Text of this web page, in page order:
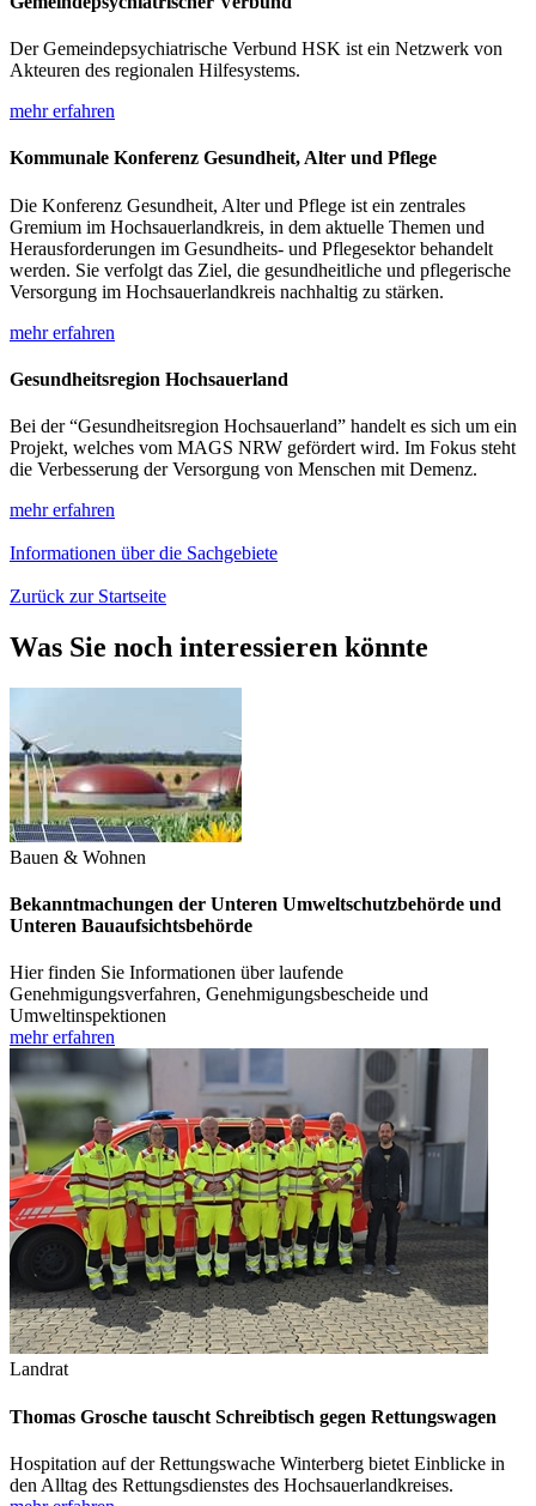
Der Gemeindepsychiatrische Verbund HSK ist ein Netzwerk von
Akteuren des regionalen Hilfesystems.
mehr erfahren
Kommunale Konferenz Gesundheit, Alter und Pflege
Die Konferenz Gesundheit, Alter und Pflege ist ein zentrales
Gremium im Hochsauerlandkreis, in dem aktuelle Themen und
Herausforderungen im Gesundheits- und Pflegesektor behandelt
werden. Sie verfolgt das Ziel, die gesundheitliche und pflegerische
Versorgung im Hochsauerlandkreis nachhaltig zu stärken.
mehr erfahren
Gesundheitsregion Hochsauerland
Bei der “Gesundheitsregion Hochsauerland” handelt es sich um ein
Projekt, welches vom MAGS NRW gefördert wird. Im Fokus steht
die Verbesserung der Versorgung von Menschen mit Demenz.
mehr erfahren
Informationen über die Sachgebiete
Zurück zur Startseite
Was Sie noch interessieren könnte
Bauen & Wohnen
Bekanntmachungen der Unteren Umweltschutzbehörde und
Unteren Bauaufsichtsbehörde
Hier finden Sie Informationen über laufende
Genehmigungsverfahren, Genehmigungsbescheide und
Umweltinspektionen
mehr erfahren
Landrat
Thomas Grosche tauscht Schreibtisch gegen Rettungswagen
Hospitation auf der Rettungswache Winterberg bietet Einblicke in
den Alltag des Rettungsdienstes des Hochsauerlandkreises.